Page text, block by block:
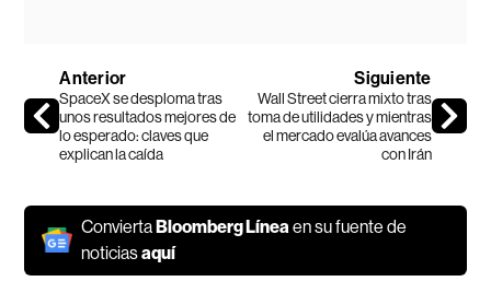
Anterior
SpaceX se desploma tras
unos resultados mejores de
lo esperado: claves que
explican la caída
Siguiente
Wall Street cierra mixto tras
toma de utilidades y mientras
el mercado evalúa avances
con Irán
ConviertaBloomberg Líneaen su fuente de
noticiasaquí